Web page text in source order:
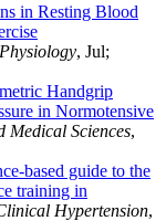
in Resting Blood
, Jul;
Handgrip
in Normotensive
Medical Sciences,
based guide to the
training in
Hypertension,